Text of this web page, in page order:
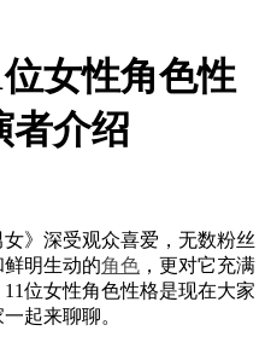
位女性角色性
者介绍
》深受观众喜爱，无数粉丝
明生动的角色 ，更对它充满
位女性角色性格是现在大家
起来聊聊。